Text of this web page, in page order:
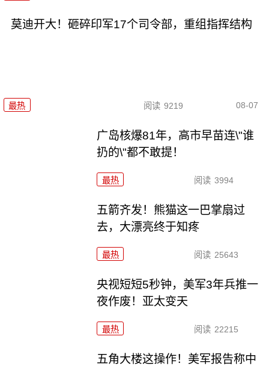
莫迪开大！砸碎印军17个司令部，重组指挥结构
最热 阅读 9219 08-07
广岛核爆81年，高市早苗连\"谁
扔的\"都不敢提！
最热 阅读 3994
五箭齐发！熊猫这一巴掌扇过
去，大漂亮终于知疼
最热 阅读 25643
央视短短5秒钟，美军3年兵推一
夜作废！亚太变天
最热 阅读 22215
五角大楼这操作！美军报告称中